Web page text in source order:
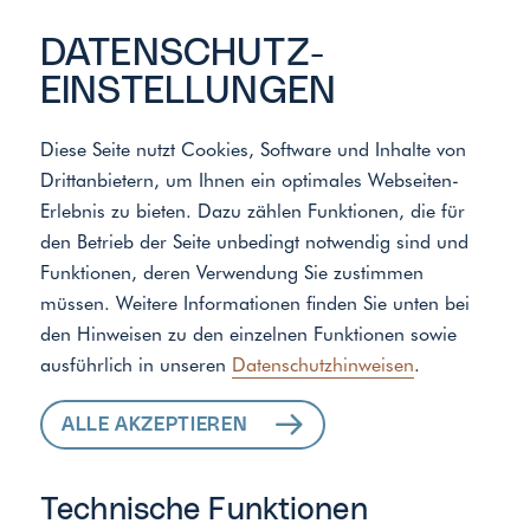
DATENSCHUTZ­
EINSTELLUNGEN
Diese Seite nutzt Cookies, Software und Inhalte von
Drittanbietern, um Ihnen ein optimales Webseiten-
Erlebnis zu bieten. Dazu zählen Funktionen, die für
den Betrieb der Seite unbedingt notwendig sind und
Funktionen, deren Verwendung Sie zustimmen
müssen. Weitere Informationen finden Sie unten bei
den Hinweisen zu den einzelnen Funktionen sowie
ausführlich in unseren Datenschutzhinweisen.
ALLE AKZEPTIEREN
Technische Funktionen
Meister der Elemente
ALLE LEISTUNGEN
FÜR IHR ZUHAUSE